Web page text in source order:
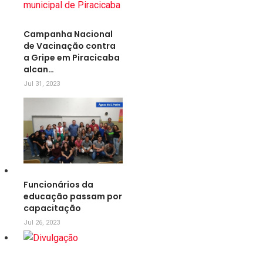
Campanha Nacional
de Vacinação contra
a Gripe em Piracicaba
alcan…
Jul 31, 2023
Funcionários da
educação passam por
capacitação
Jul 26, 2023